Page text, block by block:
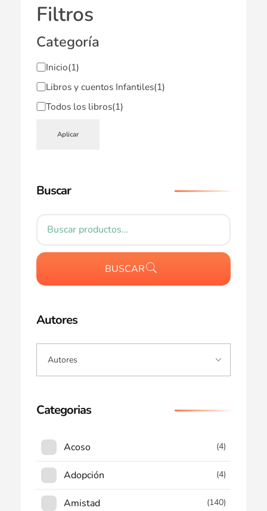
Filtros
Categoría
Inicio(1)
Libros y cuentos Infantiles(1)
Todos los libros(1)
Aplicar
Buscar
BUSCAR
Autores
Categorias
Acoso (4)
Adopción (4)
Amistad (140)